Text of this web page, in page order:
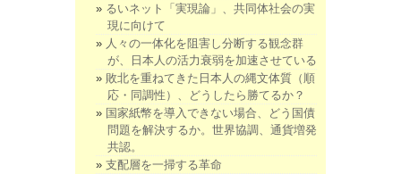
るいネット「実現論」、共同体社会の実
現に向けて
人々の一体化を阻害し分断する観念群
が、日本人の活力衰弱を加速させている
敗北を重ねてきた日本人の縄文体質（順
応・同調性）、どうしたら勝てるか？
国家紙幣を導入できない場合、どう国債
問題を解決するか。世界協調、通貨増発
共認。
支配層を一掃する革命